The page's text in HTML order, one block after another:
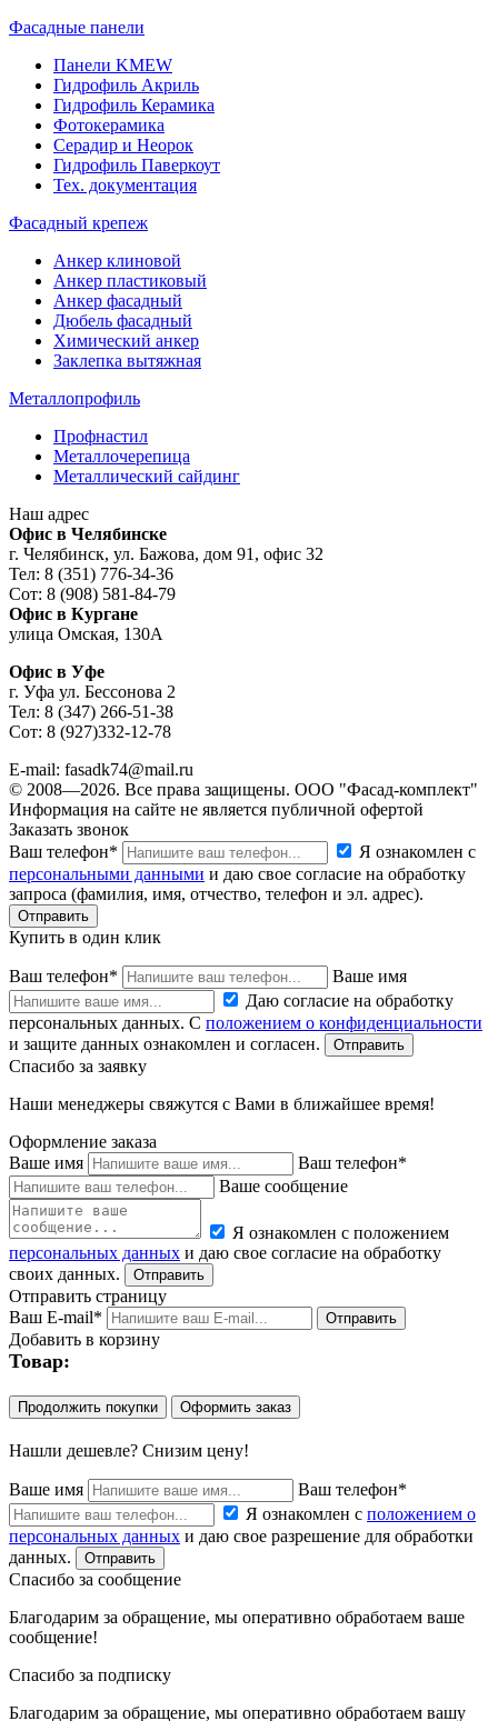
Фасадные панели
Панели KMEW
Гидрофиль Акриль
Гидрофиль Керамика
Фотокерамика
Серадир и Неорок
Гидрофиль Паверкоут
Тех. документация
Фасадный крепеж
Анкер клиновой
Анкер пластиковый
Анкер фасадный
Дюбель фасадный
Химический анкер
Заклепка вытяжная
Металлопрофиль
Профнастил
Металлочерепица
Металлический сайдинг
Наш адрес
Офис в Челябинске
г. Челябинск, ул. Бажова, дом 91, офис 32
Тел: 8 (351) 776-34-36
Сот: 8 (908) 581-84-79
Офис в Кургане
улица Омская, 130А
Офис в Уфе
г. Уфа ул. Бессонова 2
Тел: 8 (347) 266-51-38
Сот: 8 (927)332-12-78
E-mail: fasadk74@mail.ru
© 2008—2026. Все права защищены. ООО "Фасад-комплект"
Информация на сайте не является публичной офертой
Заказать звонок
Ваш телефон*
Я ознакомлен с
персональными данными и даю свое согласие на обработку
запроса (фамилия, имя, отчество, телефон и эл. адрес).
Купить в один клик
Ваш телефон*
Ваше имя
Даю согласие на обработку
персональных данных. С положением о конфиденциальности
и защите данных ознакомлен и согласен.
Спасибо за заявку
Наши менеджеры свяжутся с Вами в ближайшее время!
Оформление заказа
Ваше имя
Ваш телефон*
Ваше сообщение
Я ознакомлен с положением
персональных данных и даю свое согласие на обработку
своих данных.
Отправить страницу
Ваш E-mail*
Добавить в корзину
Товар:
Продолжить покупки Оформить заказ
Нашли дешевле? Снизим цену!
Ваше имя
Ваш телефон*
Я ознакомлен с положением о
персональных данных и даю свое разрешение для обработки
данных.
Спасибо за сообщение
Благодарим за обращение, мы оперативно обработаем ваше
сообщение!
Спасибо за подписку
Благодарим за обращение, мы оперативно обработаем вашу